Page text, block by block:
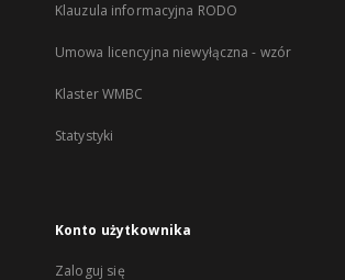
Klauzula informacyjna RODO
Umowa licencyjna niewyłączna - wzór
Klaster WMBC
Statystyki
Konto użytkownika
Zaloguj się